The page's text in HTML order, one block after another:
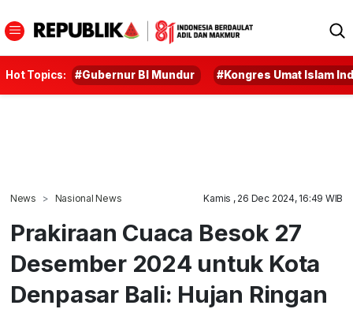
Hot Topics: #Gubernur BI Mundur #Kongres Umat Islam
News Nasional News Kamis , 26 Dec 2024, 16:49 WIB
Prakiraan Cuaca Besok 27
Desember 2024 untuk Kota
Denpasar Bali: Hujan Ringan